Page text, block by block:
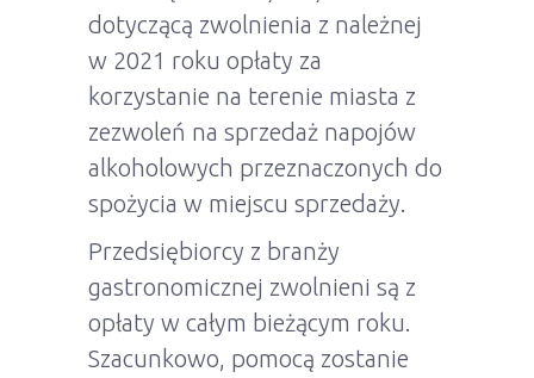
dotyczącą zwolnienia z należnej
w 2021 roku opłaty za
korzystanie na terenie miasta z
zezwoleń na sprzedaż napojów
alkoholowych przeznaczonych do
spożycia w miejscu sprzedaży.
Przedsiębiorcy z branży
gastronomicznej zwolnieni są z
opłaty w całym bieżącym roku.
Szacunkowo, pomocą zostanie